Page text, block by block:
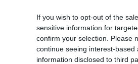
If you wish to opt-out of the
sensitive information for
confirm your selection. Please
continue seeing interest-
information disclosed to third